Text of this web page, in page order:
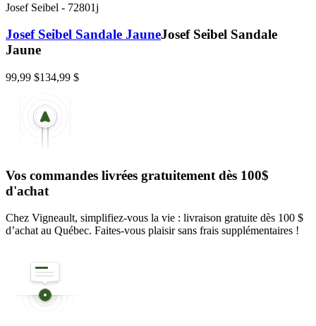
Josef Seibel - 72801j
Josef Seibel Sandale JauneJosef Seibel Sandale
Jaune
99,99 $134,99 $
Vos commandes livrées gratuitement dès 100$
d'achat
Chez Vigneault, simplifiez-vous la vie : livraison gratuite dès 100 $
d’achat au Québec. Faites-vous plaisir sans frais supplémentaires !